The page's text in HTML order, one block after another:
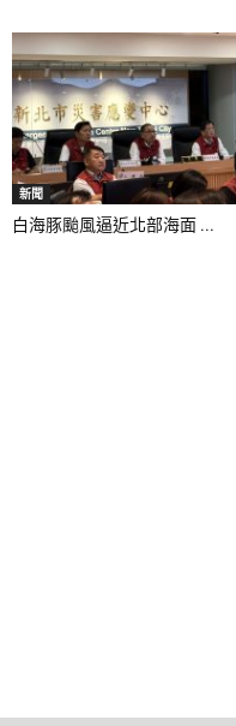
新聞
白海豚颱風逼近北部海面 ...